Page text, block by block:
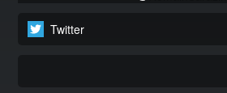
Twitter